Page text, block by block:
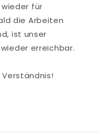
für
die Arbeiten
ist unser
erreichbar.